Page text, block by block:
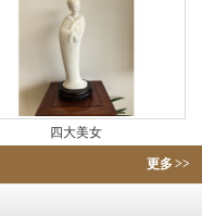
四大美女
更多>>